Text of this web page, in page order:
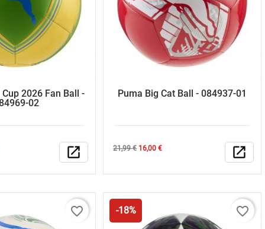
2026 Fan Ball -
02
open_in_new
Puma Big Cat Ball - 084937-01
Κανονική
21,99 € Τιμή
16,00 € open_in_new
favorite_border -18% favorite_border